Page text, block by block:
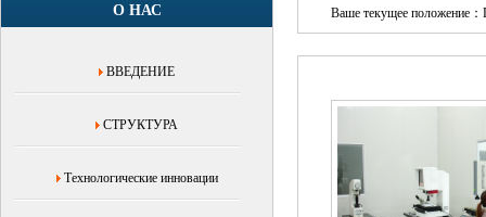
О НАС
ВВЕДЕНИЕ
СТРУКТУРА
Технологические инновации
Ваше текущее положение：